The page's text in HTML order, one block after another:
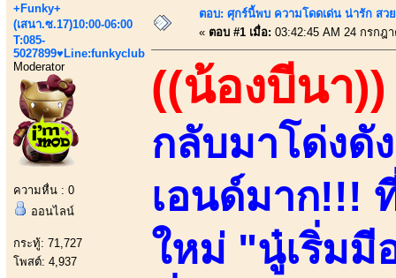
+Funky+
(เสนา.ซ.17)10:00-06:00
T:085-
5027899♥Line:funkyclub
Moderator
ความหื่น : 0
ออนไลน์
กระทู้: 71,727
โพสต์: 4,937
ตอบ: ศุกร์นี้พบ ความโดดเด่น น่ารัก สว
« ตอบ #1 เมื่อ: 03:42:45 AM 24 กรกฎ
((น้องบีนา))
กลับมาโด่งดั
เอนด์มาก!!!
ใหม่ "นู๋เริ่ม